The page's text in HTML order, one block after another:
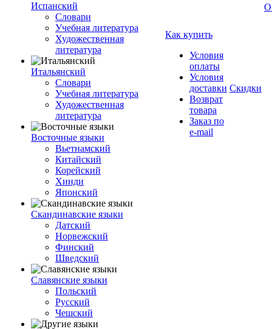
Испанский
Словари
Учебная литература
Художественная
литература
Итальянский
Словари
Учебная литература
Художественная
литература
Восточные языки
Вьетнамский
Китайский
Корейский
Хинди
Японский
Скандинавские языки
Датский
Норвежский
Финский
Шведский
Славянские языки
Польский
Русский
Чешский
Как купить
Условия
оплаты
Условия
доставки
Возврат
товара
Заказ по
e-mail
Скидки
О